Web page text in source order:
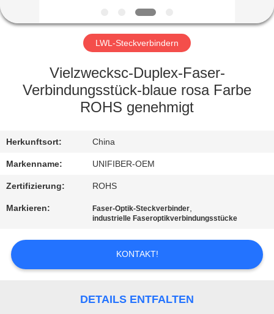
FABRIK-
AUSFLUG
QUALITÄTSKONTROLLE
SIE
MIT
UNS
IN
VERBINDUNG
NACHRICHTEN
FORDERN
LWL-Steckverbindern
Vielzwecksc-Duplex-Faser-
Verbindungsstück-blaue rosa Farbe
ROHS genehmigt
Herkunftsort: China
Markenname: UNIFIBER-OEM
Zertifizierung: ROHS
Markieren: Faser-Optik-Steckverbinder,
industrielle Faseroptikverbindungsstücke
KONTAKT!
DETAILS ENTFALTEN